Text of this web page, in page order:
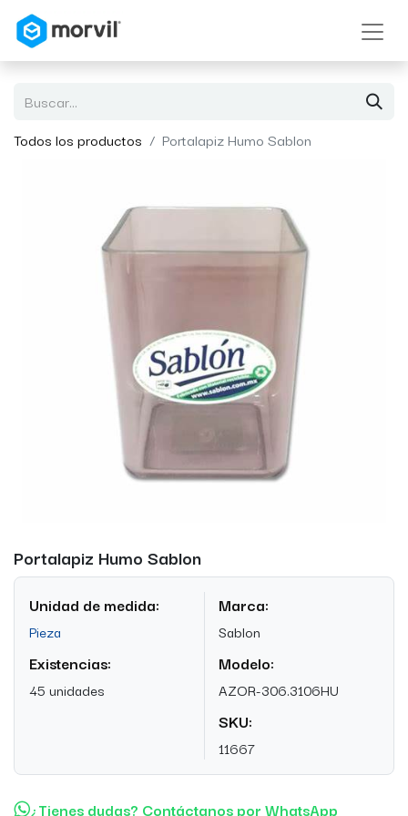
Todos los productos Portalapiz Humo Sablon
Portalapiz Humo Sablon
Unidad de medida:
Pieza
Existencias:
45 unidades
Marca:
Sablon
Modelo:
AZOR-306.3106HU
SKU:
11667
¿Tienes dudas? Contáctanos por WhatsApp